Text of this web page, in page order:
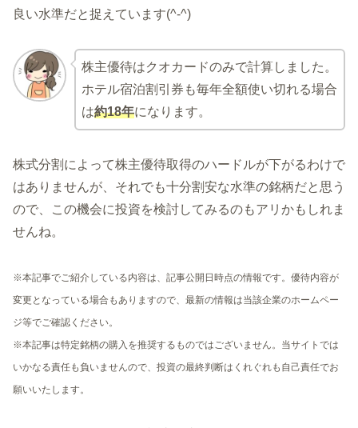
良い水準だと捉えています(^-^)
株主優待はクオカードのみで計算しました。
ホテル宿泊割引券も毎年全額使い切れる場合
は約18年になります。
株式分割によって株主優待取得のハードルが下がるわけで
はありませんが、それでも十分割安な水準の銘柄だと思う
ので、この機会に投資を検討してみるのもアリかもしれま
せんね。
※本記事でご紹介している内容は、記事公開日時点の情報です。優待内容が
変更となっている場合もありますので、最新の情報は当該企業のホームペー
ジ等でご確認ください。
※本記事は特定銘柄の購入を推奨するものではございません。当サイトでは
いかなる責任も負いませんので、投資の最終判断はくれぐれも自己責任でお
願いいたします。